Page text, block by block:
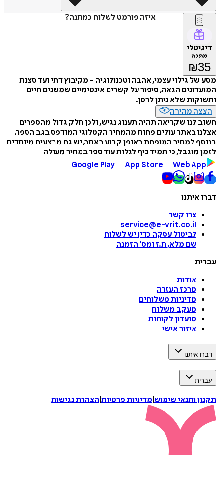
איזה פורמט לשלוח כמתנה?
דיגיטלי
מתנה
₪35
מסע של גילוי עצמי, אהבה וטכנולוגיה - מקיבוץ דתי ועד סצנת
המועדונים הגאה, סיפור על קשרים אינטימיים שמשנים חיים
ותשוקות שלא ניתן לרסן.
הצצה מהירה
חשוב לנו שקריאה תהיה תענוג נגיש, ולכן חלק גדול מהספרים
אצלנו באתר עולים פחות מהמחיר הקטלוגי המודפס בגב הספר.
בנוסף למחיר המופחת באופן קבוע באתר, יש גם מבצעים מיוחדים
לזמן מוגבל, כי תמיד כיף לגלות עוד ספר במחיר מעולה
Google Play
App Store Web App
דברו איתנו
צרו קשר
service@e-vrit.co.il
לביטול עסקה כדין יש לשלוח
שם מלא, ת.ז ומס' הזמנה
עברית
אודות
מרכז העזרה
מדיניות משלוחים
מעקב משלוח
מועדון לקוחות
איזור אישי
דברו איתנו
עברית
תקנון ותנאי שימוש מדיניות פרטיות הצהרת נגישות